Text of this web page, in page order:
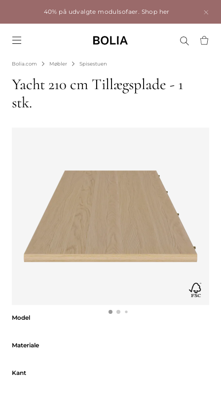
40% på udvalgte modulsofaer. Shop her
Bolia.com Møbler Spisestuen
Yacht 210 cm Tillægsplade - 1
stk.
Model
Materiale
Kant